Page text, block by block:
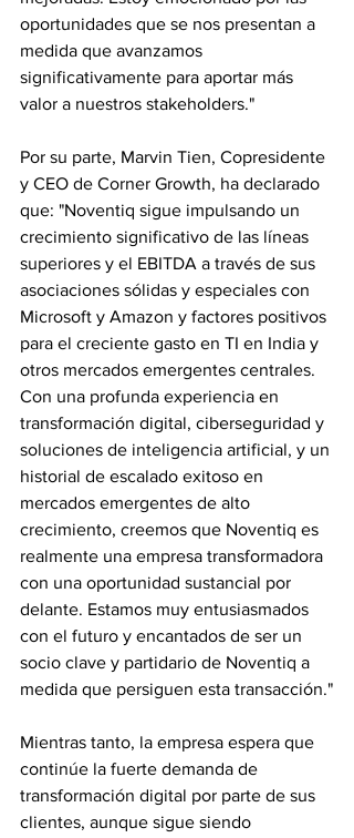
oportunidades que se nos presentan a
medida que avanzamos
significativamente para aportar más
valor a nuestros stakeholders."
Por su parte, Marvin Tien, Copresidente
y CEO de Corner Growth, ha declarado
que: "Noventiq sigue impulsando un
crecimiento significativo de las líneas
superiores y el EBITDA a través de sus
asociaciones sólidas y especiales con
Microsoft y Amazon y factores positivos
para el creciente gasto en TI en India y
otros mercados emergentes centrales.
Con una profunda experiencia en
transformación digital, ciberseguridad y
soluciones de inteligencia artificial, y un
historial de escalado exitoso en
mercados emergentes de alto
crecimiento, creemos que Noventiq es
realmente una empresa transformadora
con una oportunidad sustancial por
delante. Estamos muy entusiasmados
con el futuro y encantados de ser un
socio clave y partidario de Noventiq a
medida que persiguen esta transacción."
Mientras tanto, la empresa espera que
continúe la fuerte demanda de
transformación digital por parte de sus
clientes, aunque sigue siendo